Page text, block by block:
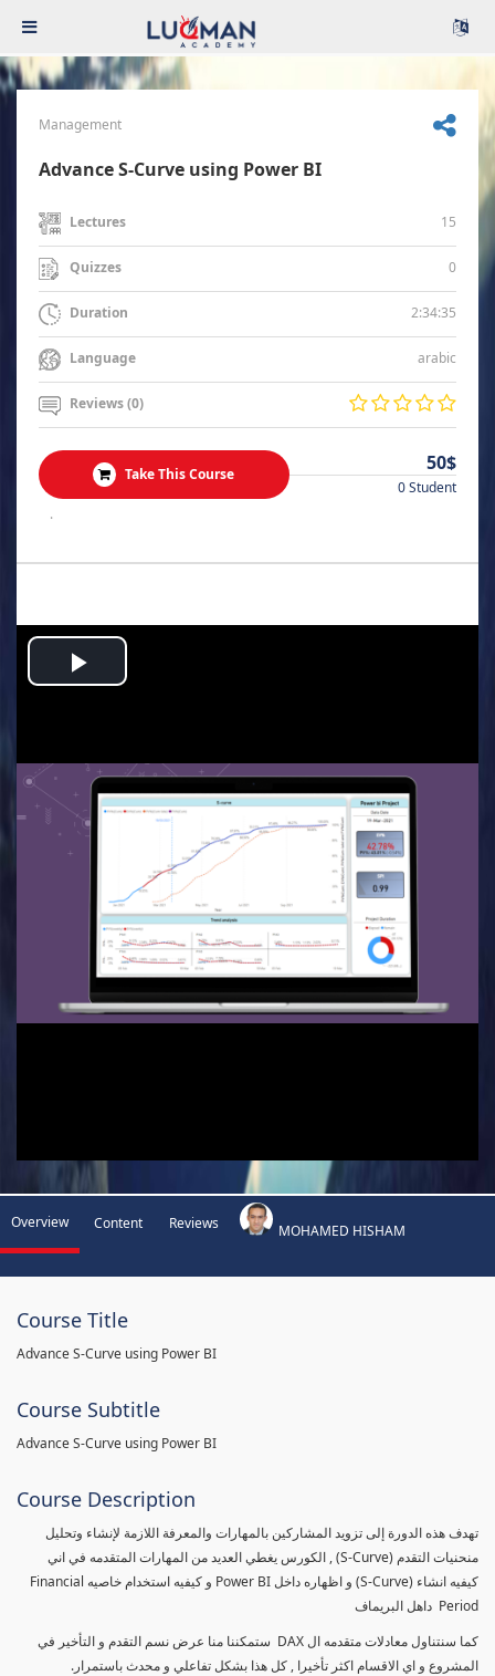
Management
Advance S-Curve using Power BI
Lectures 15
Quizzes 0
Duration 2:34:35
Language arabic
Reviews (0)
Take This Course 50$
0 Student
.
Play
Overview Content Reviews MOHAMED HISHAM
Course Title
Advance S-Curve using Power BI
Course Subtitle
Advance S-Curve using Power BI
Course Description
تهدف هذه الدورة إلى تزويد المشاركين بالمهارات والمعرفة اللازمة لإنشاء وتحليل
منحنيات التقدم (S-Curve) , الكورس يغطي العديد من المهارات المتقدمه في اني
كيفيه انشاء (S-Curve) و اظهاره داخل Power BI و كيفيه استخدام خاصيه Financial
Period داهل البريماف
كما سنتناول معادلات متقدمه ال DAX ستمكننا منا عرض نسم التقدم و التأخير في
المشروع و اي الاقسام اكثر تأخيرا , كل هذا بشكل تفاعلي و محدث باستمرار.